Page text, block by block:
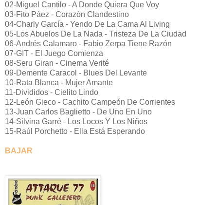
02-Miguel Cantilo - A Donde Quiera Que Voy
03-Fito Páez - Corazón Clandestino
04-Charly García - Yendo De La Cama Al Living
05-Los Abuelos De La Nada - Tristeza De La Ciudad
06-Andrés Calamaro - Fabio Zerpa Tiene Razón
07-GIT - El Juego Comienza
08-Seru Giran - Cinema Verité
09-Demente Caracol - Blues Del Levante
10-Rata Blanca - Mujer Amante
11-Divididos - Cielito Lindo
12-León Gieco - Cachito Campeón De Corrientes
13-Juan Carlos Baglietto - De Uno En Uno
14-Silvina Garré - Los Locos Y Los Niños
15-Raúl Porchetto - Ella Está Esperando
BAJAR